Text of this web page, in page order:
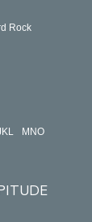
Rock
MNO